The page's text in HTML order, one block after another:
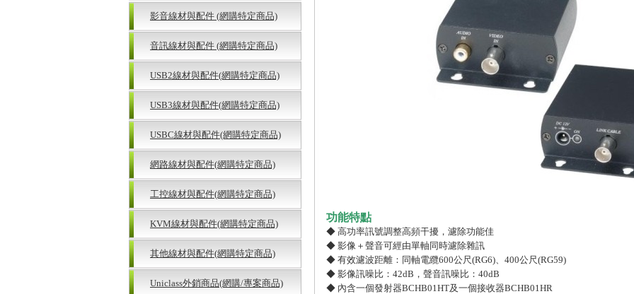
影音線材與配件 (網購特定商品)
音訊線材與配件 (網購特定商品)
USB2線材與配件(網購特定商品)
USB3線材與配件(網購特定商品)
USBC線材與配件(網購特定商品)
網路線材與配件(網購特定商品)
工控線材與配件(網購特定商品)
KVM線材與配件(網購特定商品)
其他線材與配件(網購特定商品)
Uniclass外銷商品(網購/專案商品)
功能特點
◆ 高功率訊號調整高頻干擾，濾除功能佳
◆ 影像＋聲音可經由單軸同時濾除雜訊
◆ 有效濾波距離：同軸電纜600公尺(RG6)、400公尺(RG59)
◆ 影像訊噪比：42dB，聲音訊噪比：40dB
◆ 內含一個發射器BCHB01HT及一個接收器BCHB01HR